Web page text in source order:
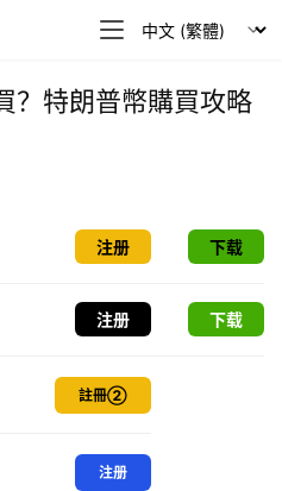
？特朗普幣購買攻略
注册 下载
注册 下载
註冊②
注册